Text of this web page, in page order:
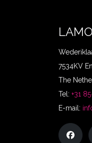
7534KV
The
Tel: +31
E-mail: